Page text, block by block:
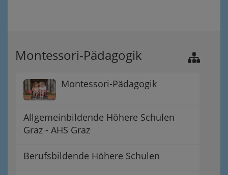
Montessori-Pädagogik
Montessori-Pädagogik
Allgemeinbildende Höhere Schulen
Graz - AHS Graz
Berufsbildende Höhere Schulen